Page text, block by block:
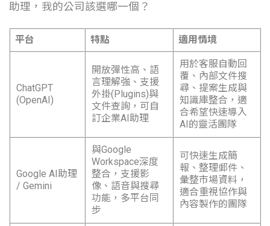
助理，我的公司該選哪一個？
平台 特點 適用情境
ChatGPT
(OpenAI)
開放彈性高、語
言理解強、支援
外掛(Plugins)與
文件查詢，可自
訂企業AI助理
用於客服自動回
覆、內部文件搜
尋、提案生成與
知識庫整合，適
合希望快速導入
AI的靈活團隊
Google AI助理
/ Gemini
與Google
Workspace深度
整合，支援影
像、語音與搜尋
功能，多平台同
步
可快速生成簡
報、整理郵件、
彙整市場資料，
適合重視協作與
內容製作的團隊